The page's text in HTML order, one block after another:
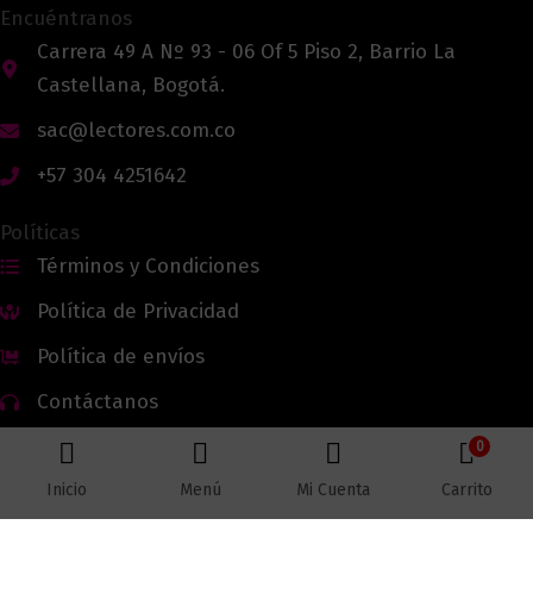
Encuéntranos
Carrera 49 A Nº 93 - 06 Of 5 Piso 2, Barrio La
Castellana, Bogotá.
sac@lectores.com.co
+57 304 4251642
Políticas
Términos y Condiciones
Política de Privacidad
Política de envíos
Contáctanos
Todos los derechos reservados © 2026 Lectores.co |
Inicio Menú Mi Cuenta
0
Carrito